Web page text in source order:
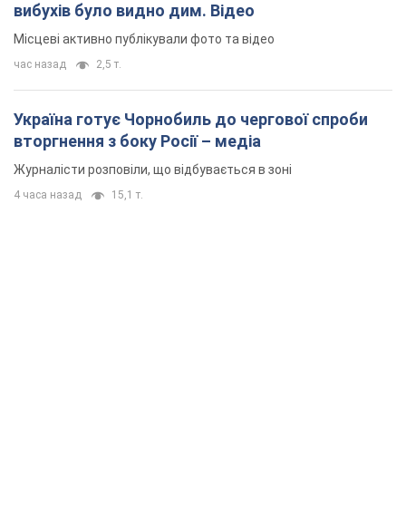
вибухів було видно дим. Відео
Місцеві активно публікували фото та відео
час назад 2,5 т.
Україна готує Чорнобиль до чергової спроби
вторгнення з боку Росії – медіа
Журналісти розповіли, що відбувається в зоні
4 часа назад 15,1 т.